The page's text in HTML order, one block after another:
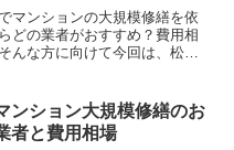
マンションの大規模修繕を依
どの業者がおすすめ？費用相
んな方に向けて今回は、松山
ひ参考にしてみてください。
の格安見積もり...
ンション大規模修繕のお
者と費用相場